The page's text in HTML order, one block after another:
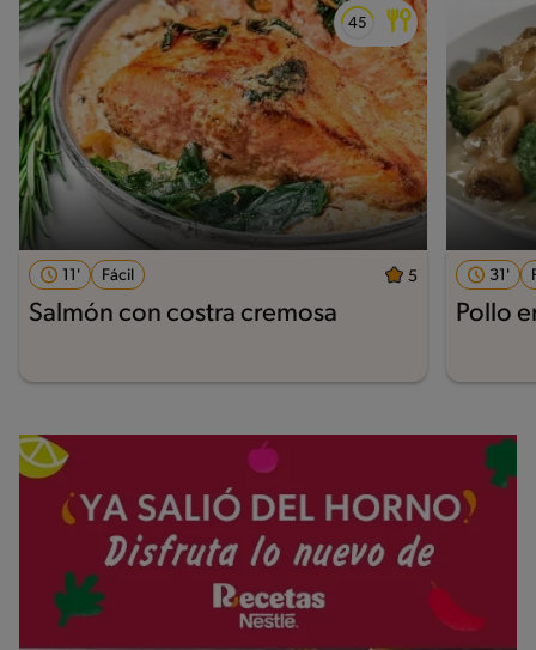
11' Fácil 5
Salmón con costra cremosa
31'
Pollo